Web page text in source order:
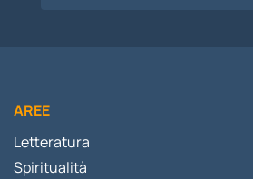
AREE
Letteratura
Spiritualità